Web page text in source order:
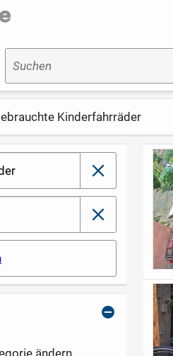
Suchen
schließen
schließen
Kinderfahrräder